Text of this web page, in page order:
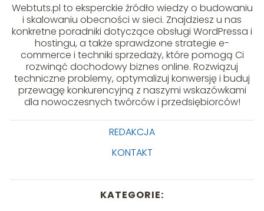
Webtuts.pl to eksperckie źródło wiedzy o budowaniu
i skalowaniu obecności w sieci. Znajdziesz u nas
konkretne poradniki dotyczące obsługi WordPressa i
hostingu, a także sprawdzone strategie e-
commerce i techniki sprzedaży, które pomogą Ci
rozwinąć dochodowy biznes online. Rozwiązuj
techniczne problemy, optymalizuj konwersję i buduj
przewagę konkurencyjną z naszymi wskazówkami
dla nowoczesnych twórców i przedsiębiorców!
REDAKCJA
KONTAKT
KATEGORIE: